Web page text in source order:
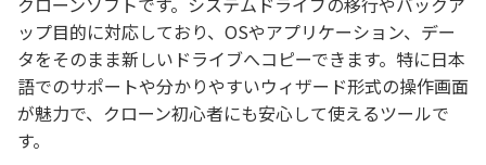
ップ目的に対応しており、OSやアプリケーション、デー
タをそのまま新しいドライブへコピーできます。特に日本
語でのサポートや分かりやすいウィザード形式の操作画面
が魅力で、クローン初心者にも安心して使えるツールで
す。